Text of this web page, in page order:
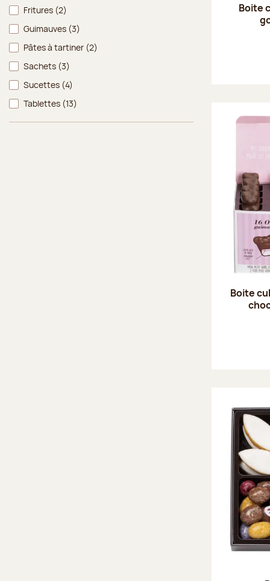
Fritures (2)
Guimauves (3)
Pâtes à tartiner (2)
Sachets (3)
Sucettes (4)
Tablettes (13)
Boite
Boite